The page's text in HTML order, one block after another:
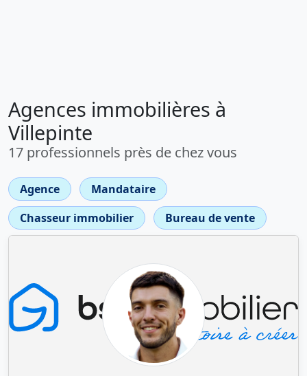
Agences immobilières à
Villepinte
17 professionnels près de chez vous
Agence
Mandataire
Chasseur immobilier
Bureau de vente